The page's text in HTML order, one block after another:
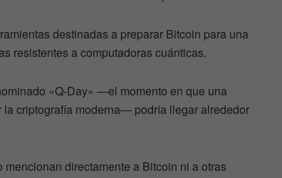
destinadas a preparar Bitcoin para una
resistentes a computadoras cuánticas.
«Q-Day» —el momento en que una
criptografía moderna— podría llegar alrededor
directamente a Bitcoin ni a otras